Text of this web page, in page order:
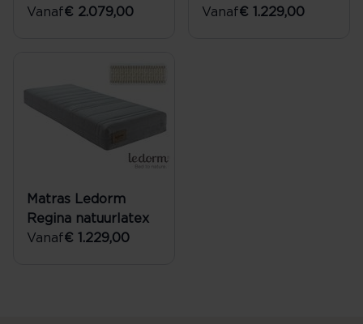
Vanaf€ 2.079,00
Vanaf€ 1.229,00
Matras Ledorm
Regina natuurlatex
Vanaf€ 1.229,00